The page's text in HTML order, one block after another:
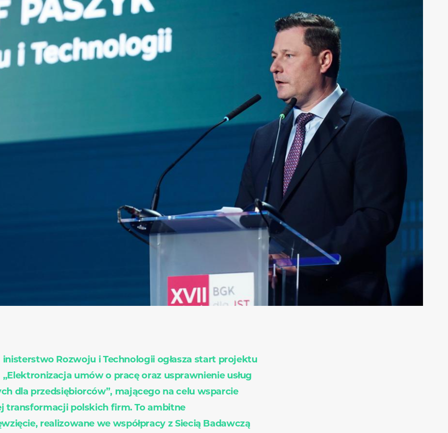
inisterstwo Rozwoju i Technologii ogłasza start projektu
„Elektronizacja umów o pracę oraz usprawnienie usług
dla przedsiębiorców”, mającego na celu wsparcie
transformacji polskich firm. To ambitne
realizowane we współpracy z Siecią Badawczą